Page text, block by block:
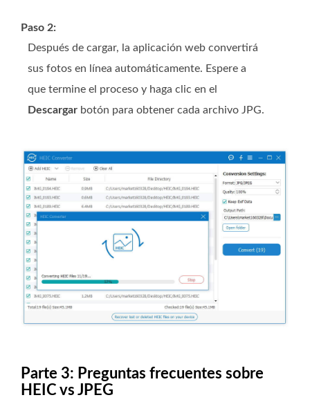
Paso 2:
Después de cargar, la aplicación web convertirá
sus fotos en línea automáticamente. Espere a
que termine el proceso y haga clic en el
Descargar botón para obtener cada archivo JPG.
Parte 3: Preguntas frecuentes sobre
HEIC vs JPEG